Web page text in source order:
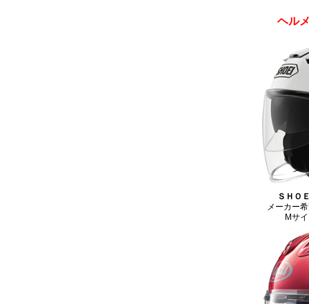
ヘル
ＳＨＯ
メーカー
Mサ